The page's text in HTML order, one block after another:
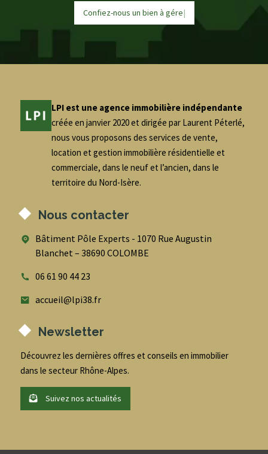
Confiez-nous un bien à gérer
LPI est une agence immobilière indépendante
créée en janvier 2020 et dirigée par Laurent Péterlé,
nous vous proposons des services de vente,
location et gestion immobilière résidentielle et
commerciale, dans le neuf et l’ancien, dans le
territoire du Nord-Isère.
Nous contacter
Bâtiment Pôle Experts - 1070 Rue Augustin
Blanchet – 38690 COLOMBE
06 61 90 44 23
accueil@lpi38.fr
Newsletter
Découvrez les dernières offres et conseils en immobilier
dans le secteur Rhône-Alpes.
Suivez nos actualités